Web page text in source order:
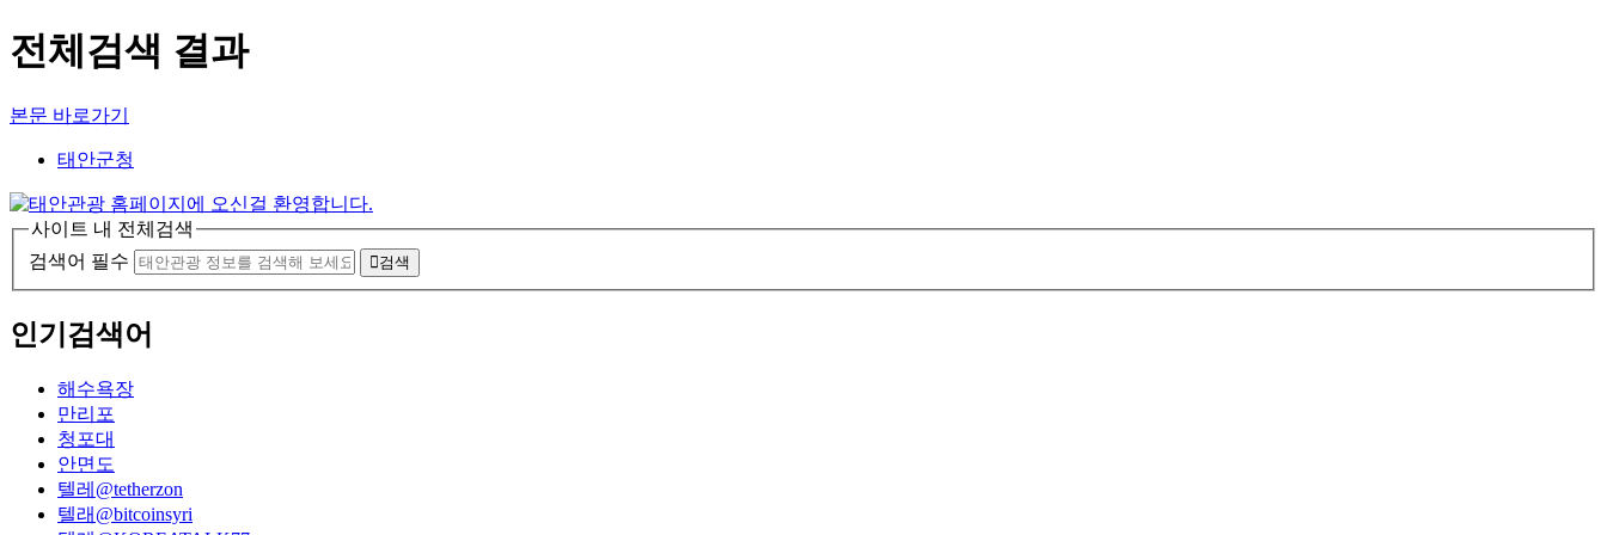
전체검색 결과
본문 바로가기
태안군청
사이트 내 전체검색
검색어 필수
검색
인기검색어
해수욕장
만리포
청포대
안면도
텔레@tetherzon
텔래@bitcoinsyri